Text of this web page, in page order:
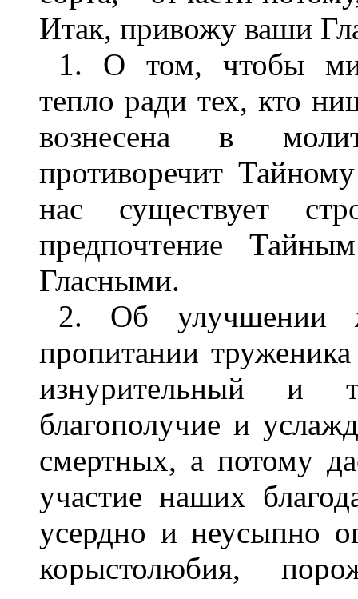
Итак, привожу ваши
1. О том, чтобы
тепло ради тех, кто
вознесена в
противоречит
нас существует
предпочтение
Гласными.
2. Об улучшении
пропитании
изнурительный и
благополучие и
смертных, а потому
участие наших
усердно и неусыпно
корыстолюбия,